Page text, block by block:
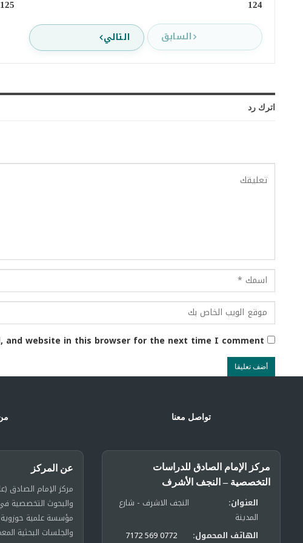
124
125
السابق التالي
اترك رد
and website in this browser for the next time I comment.
تواصل معنا
مركز الإمام الصادق للدراسات
التخصصية – النجف الأشرف
العنوان:
النجف الاشرف - شارع
المدينة
الهاتف المحمول:
0772 569 7172
عن المركز
مركز الإمام الصادق
والبحوث التخصصية
مؤسسة علمية حوزوية
والجلسات البحثية